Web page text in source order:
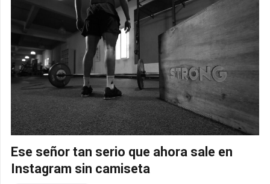
Ese señor tan serio que ahora sale en
Instagram sin camiseta